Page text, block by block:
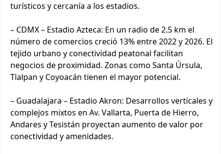
turísticos y cercanía a los estadios.
– CDMX – Estadio Azteca: En un radio de 2.5 km el
número de comercios creció 13% entre 2022 y 2026. El
tejido urbano y conectividad peatonal facilitan
negocios de proximidad. Zonas como Santa Úrsula,
Tlalpan y Coyoacán tienen el mayor potencial.
– Guadalajara – Estadio Akron: Desarrollos verticales y
complejos mixtos en Av. Vallarta, Puerta de Hierro,
Andares y Tesistán proyectan aumento de valor por
conectividad y amenidades.